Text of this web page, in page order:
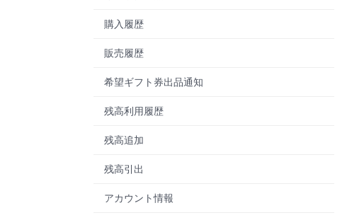
購入履歴
販売履歴
希望ギフト券出品通知
残高利用履歴
残高追加
残高引出
アカウント情報